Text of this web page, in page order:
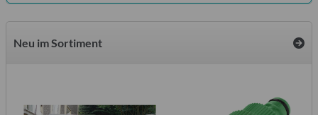
Neu im Sortiment